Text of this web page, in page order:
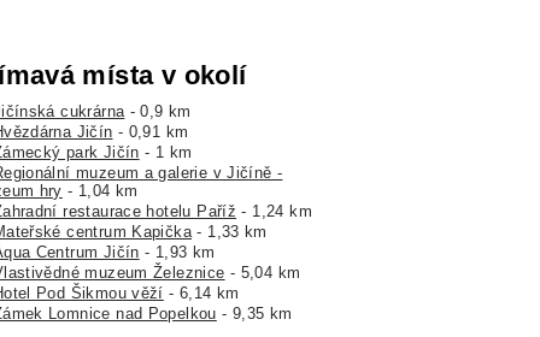
místa v okolí
cukrárna- 0,9 km
Jičín - 0,91 km
park Jičín - 1 km
muzeum a galerie v Jičíně -
hry - 1,04 km
restaurace hotelu Paříž - 1,24 km
centrum Kapička- 1,33 km
Centrum Jičín - 1,93 km
muzeum Železnice - 5,04 km
Pod Šikmou věží - 6,14 km
Lomnice nad Popelkou - 9,35 km